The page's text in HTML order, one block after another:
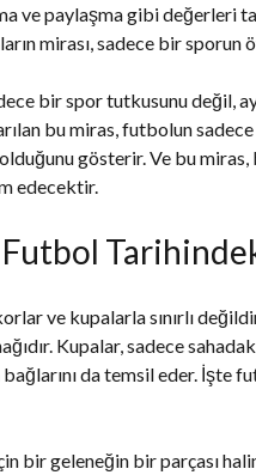
ve paylaşma gibi değerleri
mirası, sadece bir sporun
bir spor tutkusunu değil,
bu miras, futbolun sadece
gösterir. Ve bu
edecektir.
Futbol
ve kupalarla sınırlı
Kupalar, sadece
da temsil eder. İşte
bir geleneğin bir parçası